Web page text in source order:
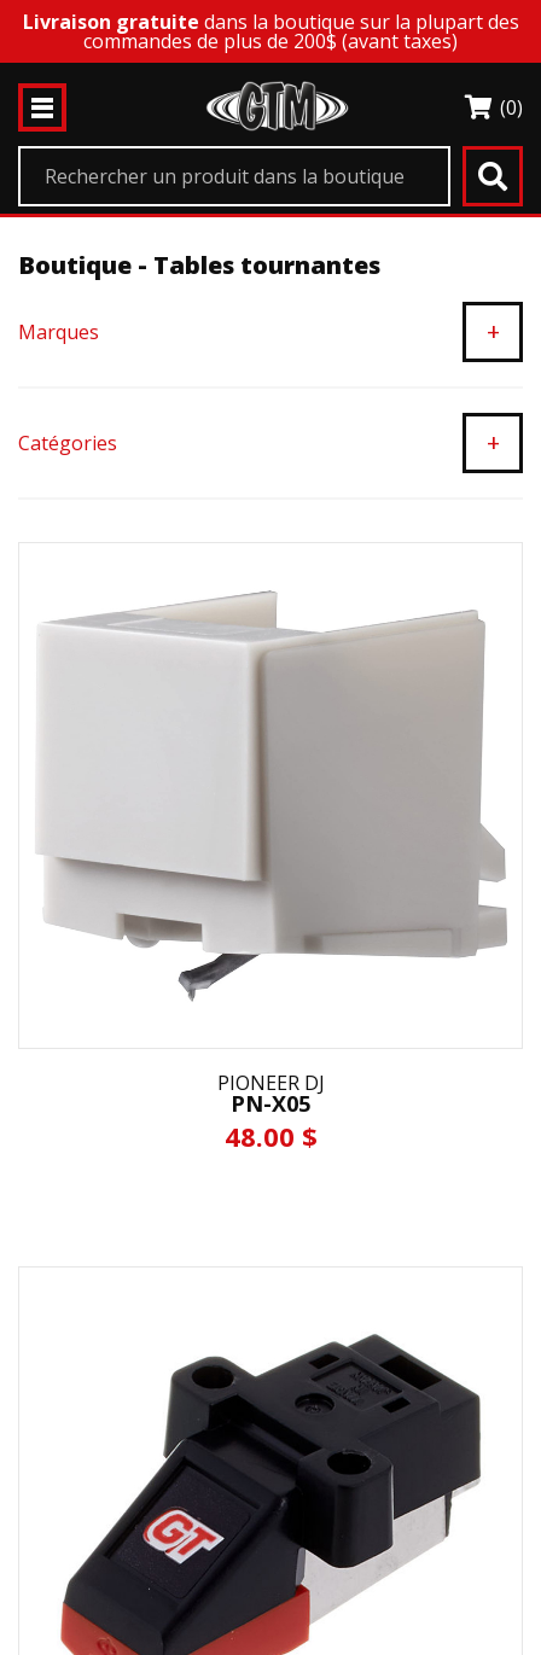
Livraison gratuite dans la boutique sur la plupart des
commandes de plus de 200$ (avant taxes)
(0)
Boutique - Tables tournantes
Marques +
Catégories +
PIONEER DJ
PN-X05
48.00 $